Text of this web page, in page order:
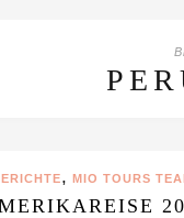
, MIO TOURS